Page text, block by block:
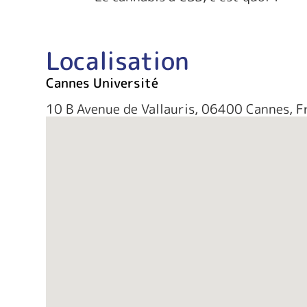
Localisation
Cannes Université
10 B Avenue de Vallauris, 06400 Cannes,